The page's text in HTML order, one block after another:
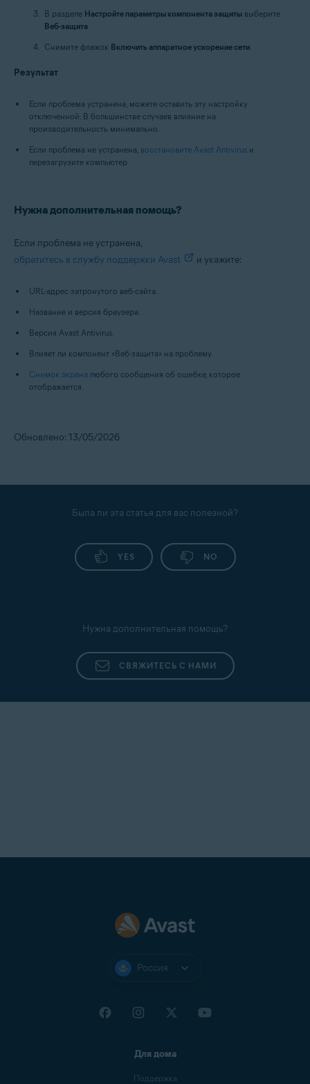
В разделе Настройте параметры компонента защиты выберите
Веб-защита.
Снимите флажок Включить аппаратное ускорение сети.
Результат
Если проблема устранена, можете оставить эту настройку
отключенной. В большинстве случаев влияние на
производительность минимально.
Если проблема не устранена, восстановите Avast Antivirus и
перезагрузите компьютер.
Нужна дополнительная помощь?
Если проблема не устранена,
обратитесь в службу поддержки Avast
и укажите:
URL-адрес затронутого веб-сайта.
Название и версия браузера.
Версия Avast Antivirus.
Влияет ли компонент «Веб-защита» на проблему.
Снимок экрана любого сообщения об ошибке, которое
отображается.
Обновлено: 13/05/2026
Была ли эта статья для вас полезной?
YES NO
Нужна дополнительная помощь?
СВЯЖИТЕСЬ С НАМИ
Россия
Для дома
Поддержка